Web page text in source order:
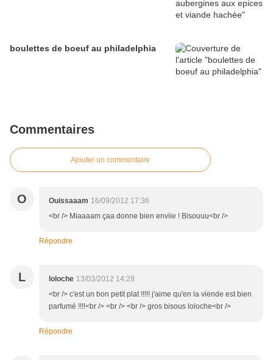
boulettes de boeuf au philadelphia
Commentaires
Ajouter un commentaire
O Ouissaaam 16/09/2012 17:36
<br /> Miaaaam çaa donne bien enviie ! Bisouuu<br />
Répondre
L loloche 13/03/2012 14:28
<br /> c'est un bon petit plat !!!!! j'aime qu'en la viende est bien
parfumé !!!!<br /> <br /> <br /> gros bisous loloche<br />
Répondre